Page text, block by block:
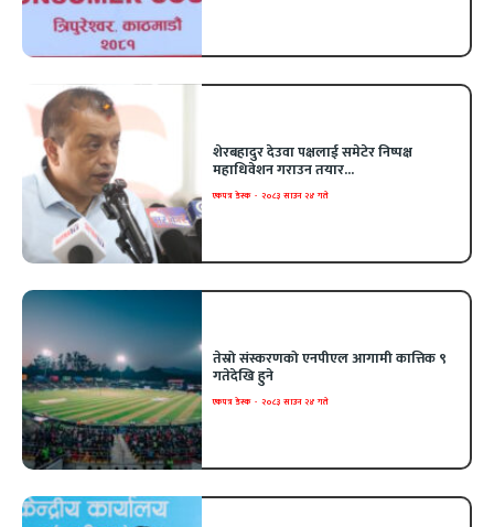
शेरबहादुर देउवा पक्षलाई समेटेर निष्पक्ष
महाधिवेशन गराउन तयार...
एकपत्र डेस्क - २०८३ साउन २४ गते
तेस्रो संस्करणको एनपीएल आगामी कात्तिक ९
गतेदेखि हुने
एकपत्र डेस्क - २०८३ साउन २४ गते